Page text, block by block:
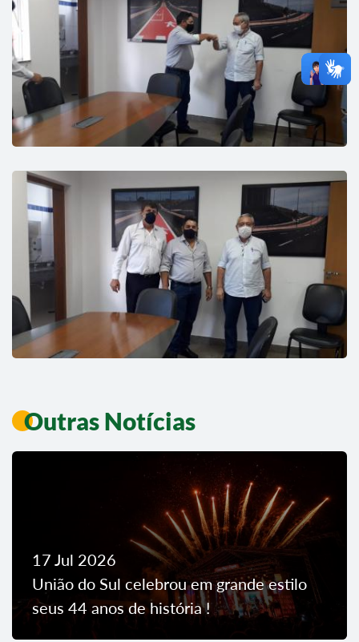
Outras Notícias
17 Jul 2026
União do Sul celebrou em grande estilo
seus 44 anos de história !